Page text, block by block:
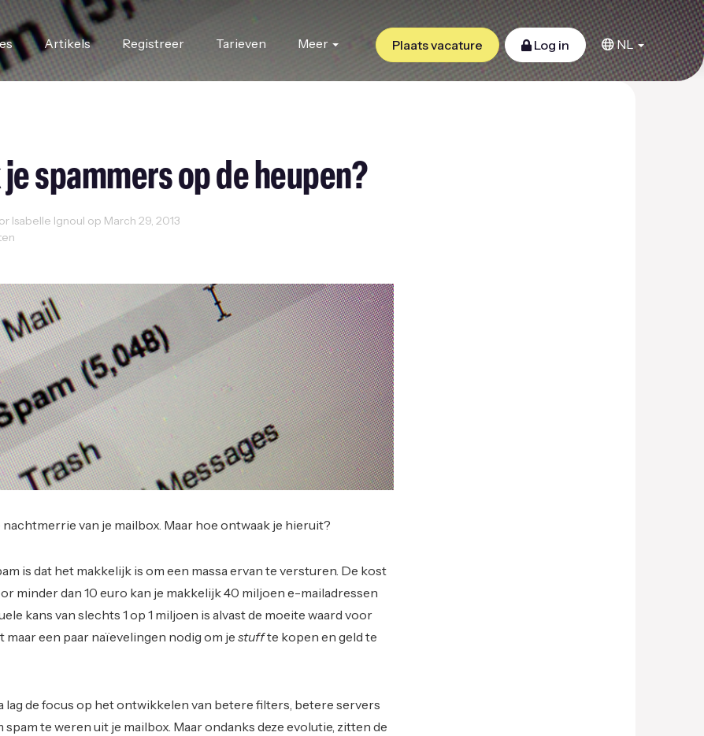
Artikels Registreer Tarieven Meer Plaats vacature Log in NL
spammers op de heupen?
Isabelle Ignoul op March 29, 2013
nachtmerrie van je mailbox. Maar hoe ontwaak je hieruit?
is dat het makkelijk is om een massa ervan te versturen. De kost
minder dan 10 euro kan je makkelijk 40 miljoen e-mailadressen
kans van slechts 1 op 1 miljoen is alvast de moeite waard voor
maar een paar naïevelingen nodig om je stuffte kopen en geld te
lag de focus op het ontwikkelen van betere filters, betere servers
te weren uit je mailbox. Maar ondanks deze evolutie, zitten de